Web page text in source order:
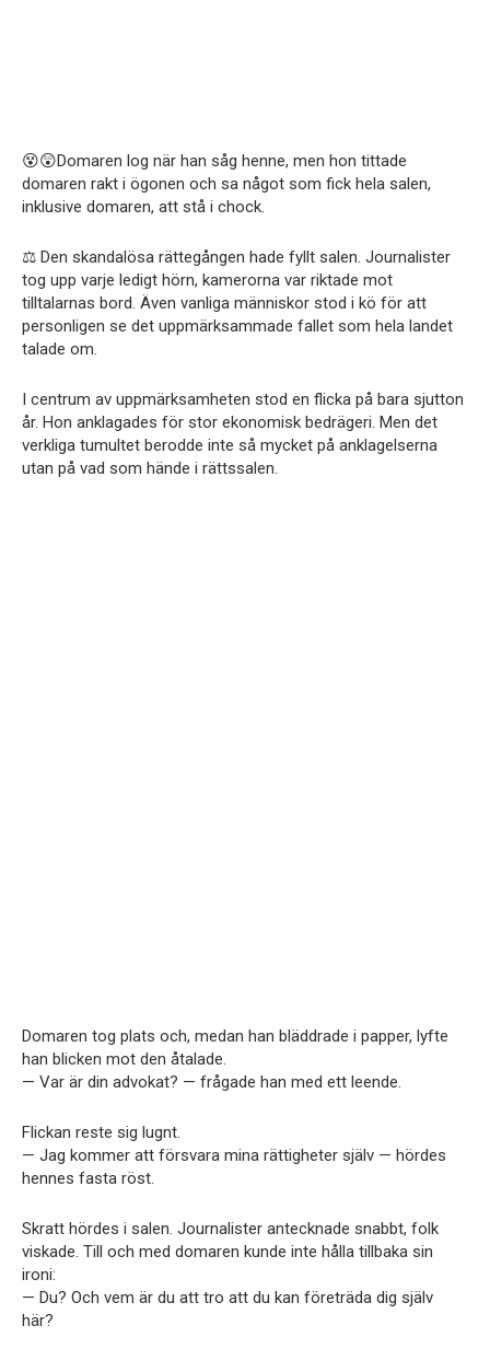
😵😲Domaren log när han såg henne, men hon tittade
domaren rakt i ögonen och sa något som fick hela salen,
inklusive domaren, att stå i chock.
⚖️ Den skandalösa rättegången hade fyllt salen. Journalister
tog upp varje ledigt hörn, kamerorna var riktade mot
tilltalarnas bord. Även vanliga människor stod i kö för att
personligen se det uppmärksammade fallet som hela landet
talade om.
I centrum av uppmärksamheten stod en flicka på bara sjutton
år. Hon anklagades för stor ekonomisk bedrägeri. Men det
verkliga tumultet berodde inte så mycket på anklagelserna
utan på vad som hände i rättssalen.
Domaren tog plats och, medan han bläddrade i papper, lyfte
han blicken mot den åtalade.
— Var är din advokat? — frågade han med ett leende.
Flickan reste sig lugnt.
— Jag kommer att försvara mina rättigheter själv — hördes
hennes fasta röst.
Skratt hördes i salen. Journalister antecknade snabbt, folk
viskade. Till och med domaren kunde inte hålla tillbaka sin
ironi:
— Du? Och vem är du att tro att du kan företräda dig själv
här?